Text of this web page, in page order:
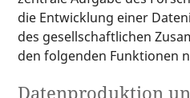
die Entwicklung einer
des gesellschaftlichen
den folgenden Funktionen
Datenproduktion